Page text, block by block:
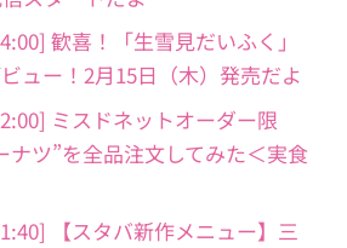
歓喜！「生雪見だいふく」
ュー！2月15日（木）発売だよ
ミスドネットオーダー限
ナツ”を全品注文してみた＜実食
【スタバ新作メニュー】三